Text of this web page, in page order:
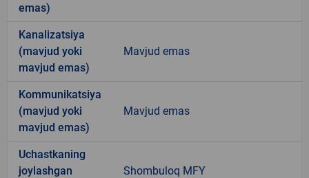
emas)
Kanalizatsiya
(mavjud yoki
mavjud emas)
Mavjud emas
Kommunikatsiya
(mavjud yoki
mavjud emas)
Mavjud emas
Uchastkaning
joylashgan
Shombuloq MFY